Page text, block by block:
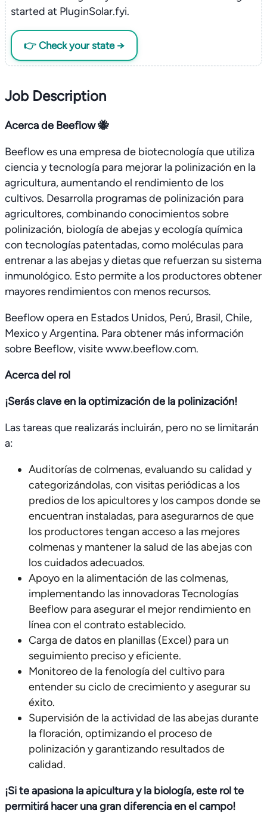
started at PluginSolar.fyi.
👉 Check your state →
Job Description
Acerca de Beeflow 🐝
Beeflow es una empresa de biotecnología que utiliza
ciencia y tecnología para mejorar la polinización en la
agricultura, aumentando el rendimiento de los
cultivos. Desarrolla programas de polinización para
agricultores, combinando conocimientos sobre
polinización, biología de abejas y ecología química
con tecnologías patentadas, como moléculas para
entrenar a las abejas y dietas que refuerzan su sistema
inmunológico. Esto permite a los productores obtener
mayores rendimientos con menos recursos.
Beeflow opera en Estados Unidos, Perú, Brasil, Chile,
Mexico y Argentina. Para obtener más información
sobre Beeflow, visite www.beeflow.com.
Acerca del rol
¡Serás clave en la optimización de la polinización!
Las tareas que realizarás incluirán, pero no se limitarán
a:
Auditorías de colmenas, evaluando su calidad y
categorizándolas, con visitas periódicas a los
predios de los apicultores y los campos donde se
encuentran instaladas, para asegurarnos de que
los productores tengan acceso a las mejores
colmenas y mantener la salud de las abejas con
los cuidados adecuados.
Apoyo en la alimentación de las colmenas,
implementando las innovadoras Tecnologías
Beeflow para asegurar el mejor rendimiento en
línea con el contrato establecido.
Carga de datos en planillas (Excel) para un
seguimiento preciso y eficiente.
Monitoreo de la fenología del cultivo para
entender su ciclo de crecimiento y asegurar su
éxito.
Supervisión de la actividad de las abejas durante
la floración, optimizando el proceso de
polinización y garantizando resultados de
calidad.
¡Si te apasiona la apicultura y la biología, este rol te
permitirá hacer una gran diferencia en el campo!